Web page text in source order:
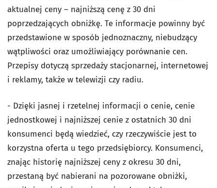
aktualnej ceny – najniższą cenę z 30 dni
poprzedzających obniżkę. Te informacje powinny być
przedstawione w sposób jednoznaczny, niebudzący
wątpliwości oraz umożliwiający porównanie cen.
Przepisy dotyczą sprzedaży stacjonarnej, internetowej
i reklamy, także w telewizji czy radiu.
- Dzięki jasnej i rzetelnej informacji o cenie, cenie
jednostkowej i najniższej cenie z ostatnich 30 dni
konsumenci będą wiedzieć, czy rzeczywiście jest to
korzystna oferta u tego przedsiębiorcy. Konsumenci,
znając historię najniższej ceny z okresu 30 dni,
przestaną być nabierani na pozorowane obniżki,